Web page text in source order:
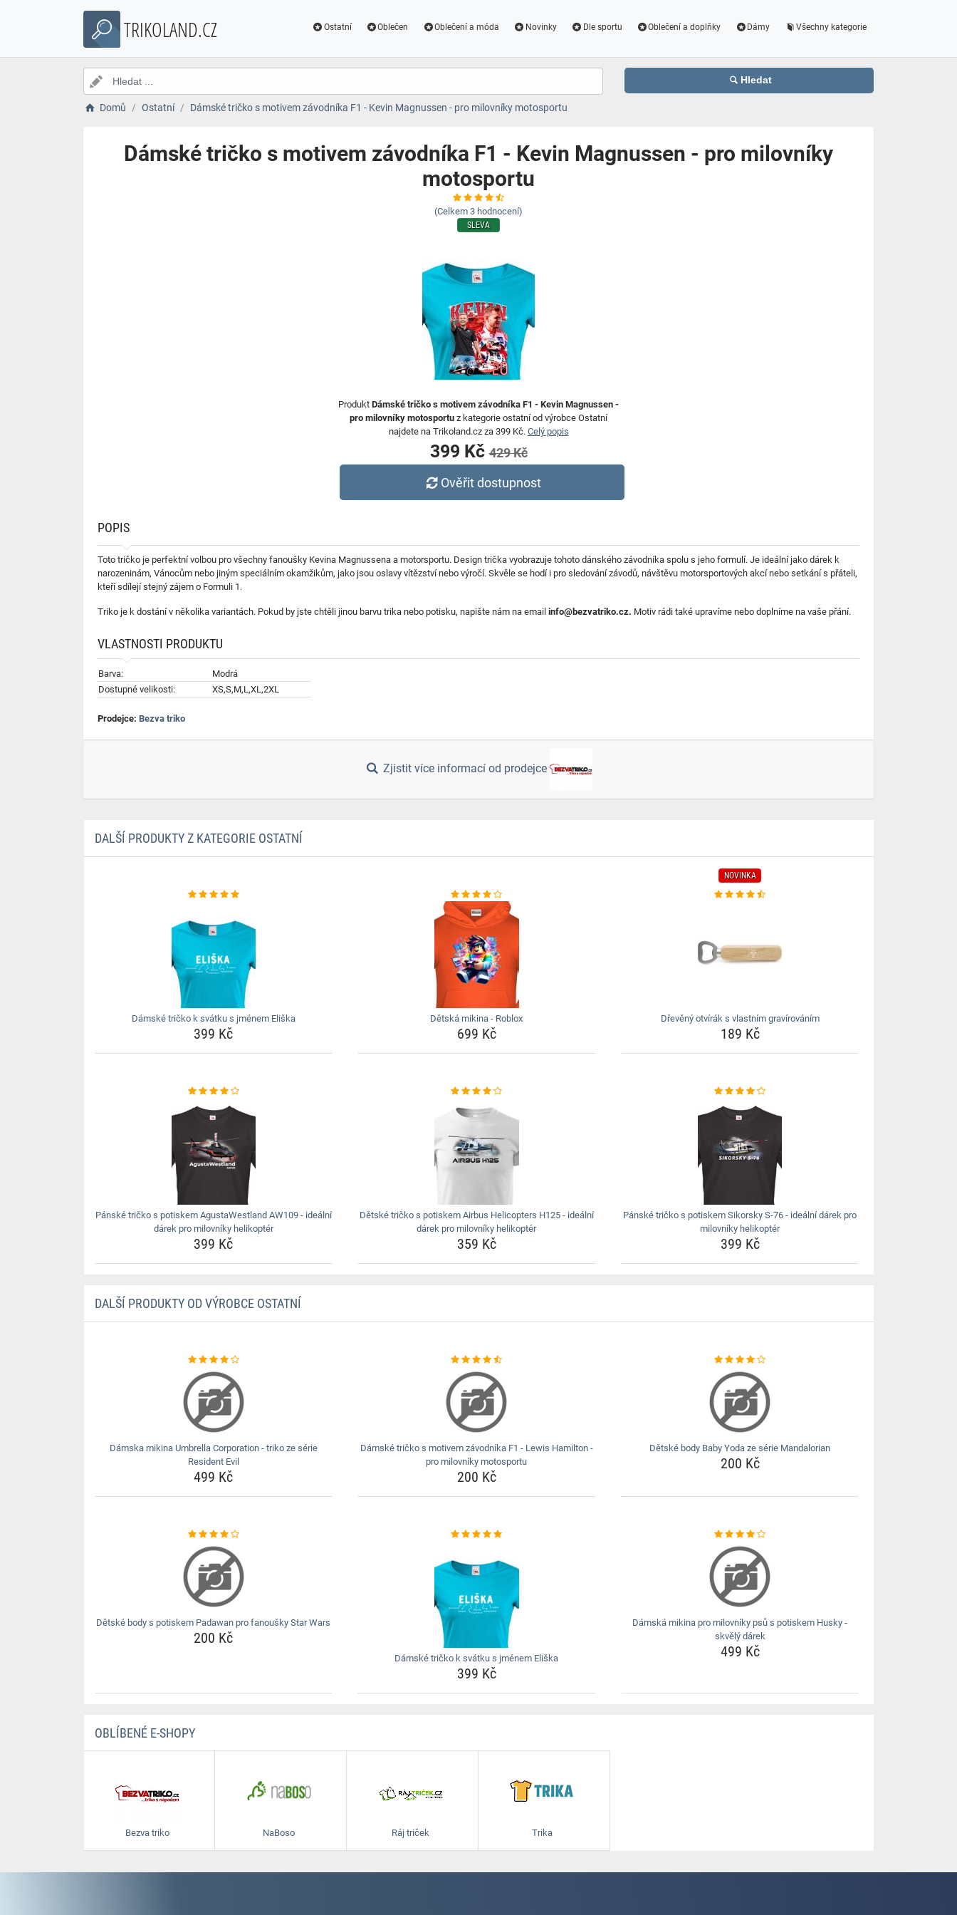
TRIKOLAND.CZ Ostatní Oblečen Oblečení a móda Novinky Dle sportu Oblečení a doplňky Dámy Všechny kategorie
Hledat
Domů Ostatní Dámské tričko s motivem závodníka F1 - Kevin Magnussen - pro milovníky motosportu
Dámské tričko s motivem závodníka F1 - Kevin Magnussen - pro milovníky
motosportu
(Celkem 3 hodnocení)
SLEVA
Produkt Dámské tričko s motivem závodníka F1 - Kevin Magnussen -
pro milovníky motosportu z kategorie ostatní od výrobce Ostatní
najdete na Trikoland.cz za 399 Kč. Celý popis
399 Kč429 Kč
Ověřit dostupnost
POPIS
Toto tričko je perfektní volbou pro všechny fanoušky Kevina Magnussena a motorsportu. Design trička vyobrazuje tohoto dánského závodníka spolu s jeho formulí. Je ideální jako dárek k
narozeninám, Vánocům nebo jiným speciálním okamžikům, jako jsou oslavy vítězství nebo výročí. Skvěle se hodí i pro sledování závodů, návštěvu motorsportových akcí nebo setkání s přáteli,
kteří sdílejí stejný zájem o Formuli 1.
Triko je k dostání v několika variantách. Pokud by jste chtěli jinou barvu trika nebo potisku, napište nám na email info@bezvatriko.cz. Motiv rádi také upravíme nebo doplníme na vaše přání.
VLASTNOSTI PRODUKTU
Barva:
Modrá
Dostupné velikosti:
XS,S,M,L,XL,2XL
Prodejce: Bezva triko
Zjistit více informací od prodejce
DALŠÍ PRODUKTY Z KATEGORIE OSTATNÍ
Dámské tričko k svátku s jménem Eliška
399 Kč
Dětská mikina - Roblox
699 Kč
NOVINKA
Dřevěný otvírák s vlastním gravírováním
189 Kč
Pánské tričko s potiskem AgustaWestland AW109 - ideální
dárek pro milovníky helikoptér
399 Kč
Dětské tričko s potiskem Airbus Helicopters H125 - ideální
dárek pro milovníky helikoptér
359 Kč
Pánské tričko s potiskem Sikorsky S-76 - ideální dárek pro
milovníky helikoptér
399 Kč
DALŠÍ PRODUKTY OD VÝROBCE OSTATNÍ
Dámska mikina Umbrella Corporation - triko ze série
Resident Evil
499 Kč
Dámské tričko s motivem závodníka F1 - Lewis Hamilton -
pro milovníky motosportu
200 Kč
Dětské body Baby Yoda ze série Mandalorian
200 Kč
Dětské body s potiskem Padawan pro fanoušky Star Wars
200 Kč
Dámské tričko k svátku s jménem Eliška
399 Kč
Dámská mikina pro milovníky psů s potiskem Husky -
skvělý dárek
499 Kč
OBLÍBENÉ E-SHOPY
Bezva triko NaBoso Ráj triček Trika